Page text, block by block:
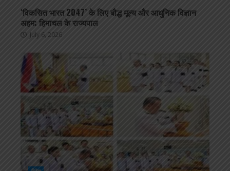
‘विकसित भारत 2047’ के लिए बौद्ध मूल्य और आधुनिक विज्ञान
अहम: हिमाचल के राज्यपाल
July 6, 2026